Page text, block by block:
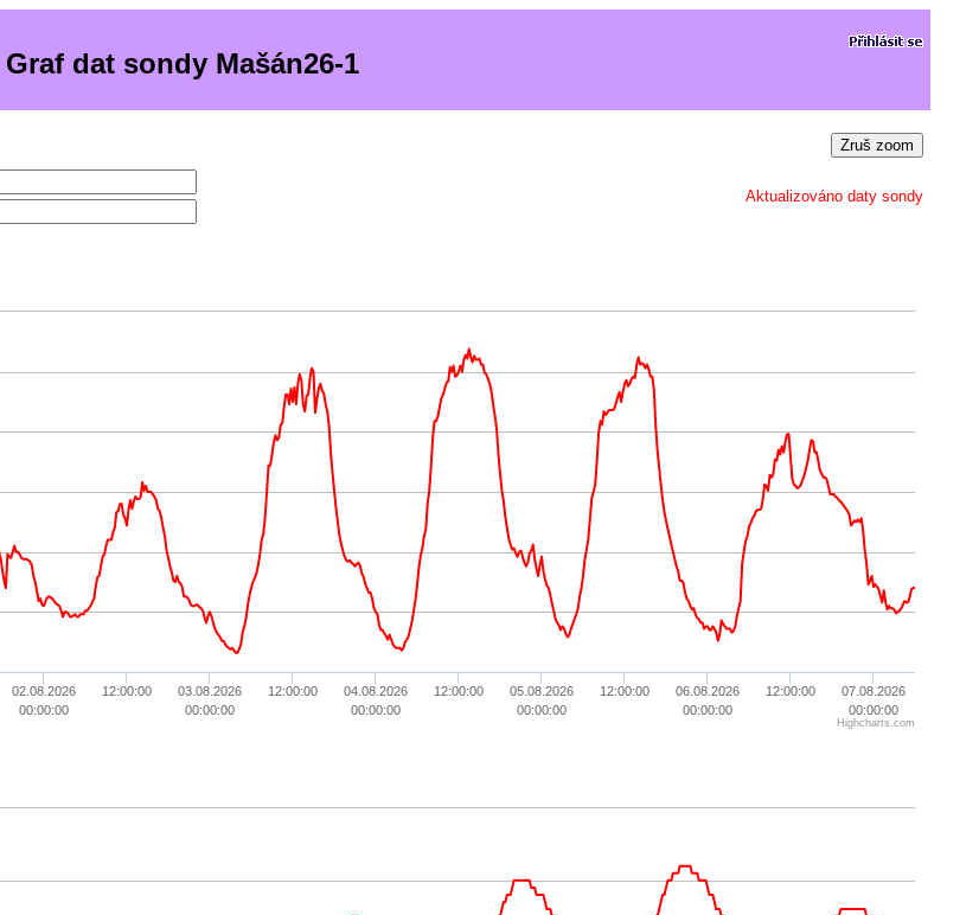
Graf dat sondy Mašán26-1
Zruš zoom
Aktualizováno daty sondy
02.08.2026
00:00:00
12:00:00
03.08.2026
00:00:00
12:00:00
04.08.2026
00:00:00
12:00:00
05.08.2026
00:00:00
12:00:00
06.08.2026
00:00:00
12:00:00
07.08.2026
00:00:00
Highcharts.com